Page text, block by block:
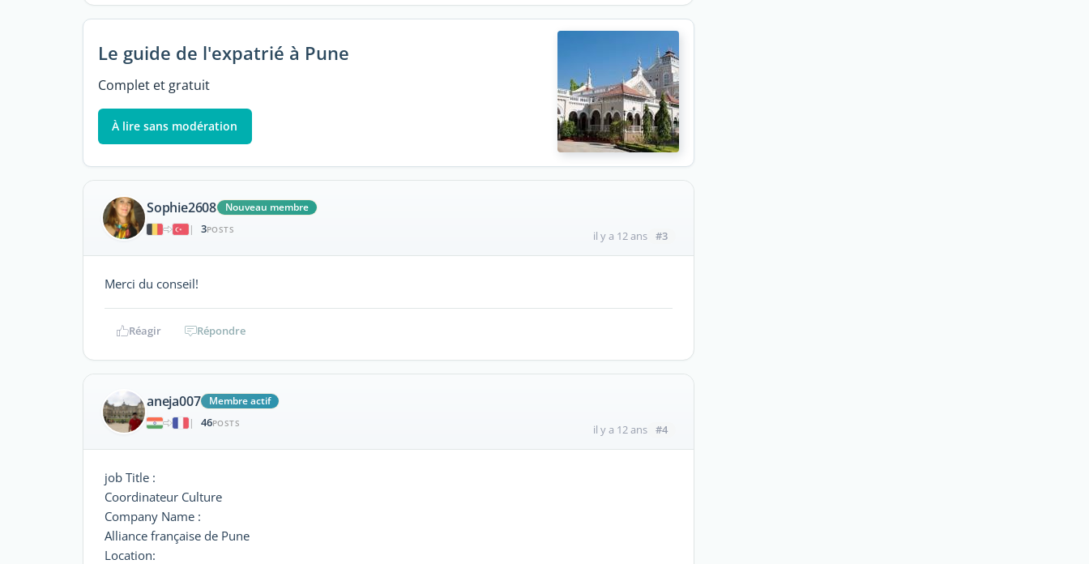
Le guide de l'expatrié à Pune
Complet et gratuit
À lire sans modération
Sophie2608
Nouveau membre
|
3POSTS il y a 12 ans #3
Merci du conseil!
Réagir Répondre
aneja007
Membre actif
|
46POSTS il y a 12 ans #4
job Title :
Coordinateur Culture
Company Name :
Alliance française de Pune
Location: